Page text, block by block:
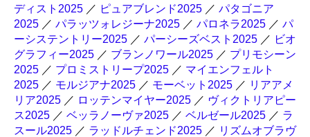
ディスト2025 ／ ピュアブレンド2025 ／ パタゴニア
2025 ／ パラッツォレジーナ2025 ／ パロネラ2025 ／ パ
ーシステントリー2025 ／ パーシーズベスト2025 ／ ビオ
グラフィー2025 ／ ブランノワール2025 ／ プリモシーン
2025 ／ プロミストリープ2025 ／ マイエンフェルト
2025 ／ モルジアナ2025 ／ モーベット2025 ／ リアアメ
リア2025 ／ ロッテンマイヤー2025 ／ ヴィクトリアピー
ス2025 ／ ベッラノーヴァ2025 ／ ベルゼール2025 ／ ラ
スール2025 ／ ラッドルチェンド2025 ／ リズムオブラヴ